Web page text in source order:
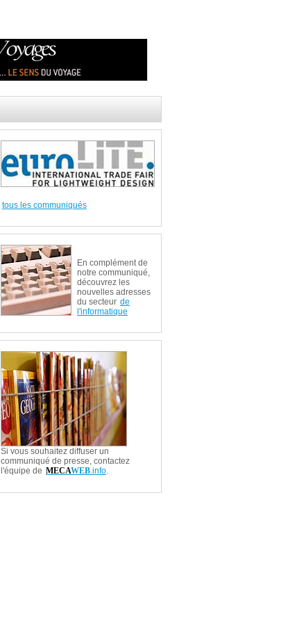
tous les communiqués
En complément de
notre communiqué,
découvrez les
nouvelles adresses
du secteur de
l'informatique
Si vous souhaitez diffuser un
communiqué de presse, contactez
l'équipe de MECAWEB.info.